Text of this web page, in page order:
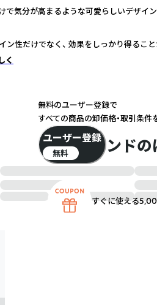
で気分が高まるような可愛らしいデザイン
ン性だけでなく、 効果をしっかり得るこ
く
このブランド
無料のユーザー登録で
すべての商品の卸価格・取引条件
ユーザー登録
無料
すぐに使える